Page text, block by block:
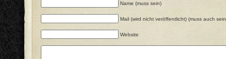
Name (muss sein)
Mail (wird nicht veröffentlicht) (muss auch
Website